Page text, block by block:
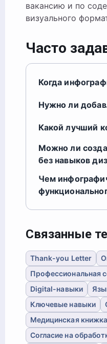
вакансию и по
визуального
Часто
Когда
Нужно ли
Какой лучший
Можно ли
без навыков
Чем
Связанные
Thank-you Letter
Профессиональная
Digital-навыки
Ключевые навыки
Медицинская книжка
Согласие на